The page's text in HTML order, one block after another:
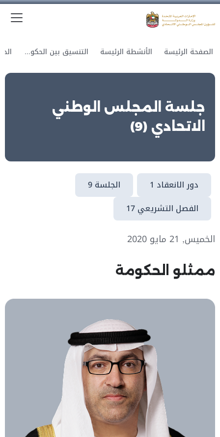
الصفحة الرئيسة الأنشطة الرئيسة التنسيق بين الحكومة والمجلس
جلسة المجلس الوطني
الاتحادي (9)
دور الانعقاد 1
الجلسة 9
الفصل التشريعي 17
الخميس, 21 مايو 2020
ممثلو الحكومة